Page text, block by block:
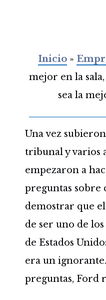
Inicio»
mejor en la
sea la
Una vez
tribunal y varios
empezaron a
preguntas sobre
demostrar que
de ser uno de
de Estados
era un
preguntas, Ford